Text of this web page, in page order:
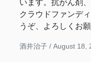
います。抗がん剤
クラウドファンデ
うぞ、よろしくお願
酒井治子 / August 18,